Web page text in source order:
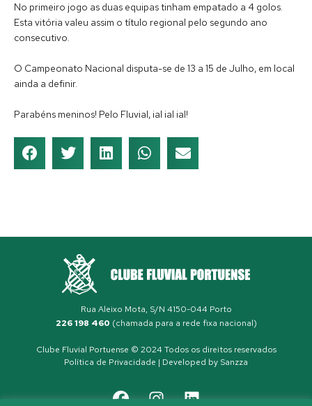
No primeiro jogo as duas equipas tinham empatado a 4 golos.
Esta vitória valeu assim o título regional pelo segundo ano
consecutivo.
O Campeonato Nacional disputa-se de 13 a 15 de Julho, em local
ainda a definir.
Parabéns meninos! Pelo Fluvial, ial ial ial!
Rua Aleixo Mota, S/N 4150-044 Porto
226 198 460 (chamada para a rede fixa nacional)
Clube Fluvial Portuense © 2024 Todos os direitos reservados
Política de Privacidade | Developed by Sanzza